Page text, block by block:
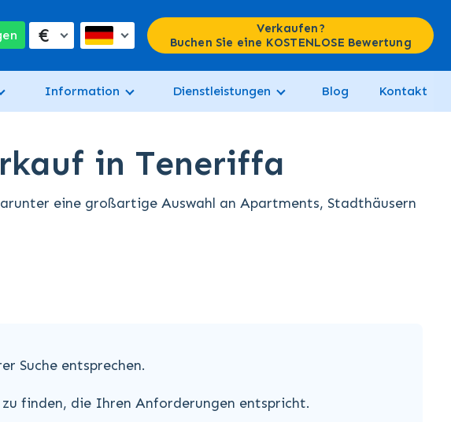
€
Verkaufen?
Buchen Sie eine KOSTENLOSE Bewertung
Information Dienstleistungen Blog Kontakt
in Teneriffa
eine großartige Auswahl an Apartments, Stadthäusern
Suche entsprechen.
finden, die Ihren Anforderungen entspricht.